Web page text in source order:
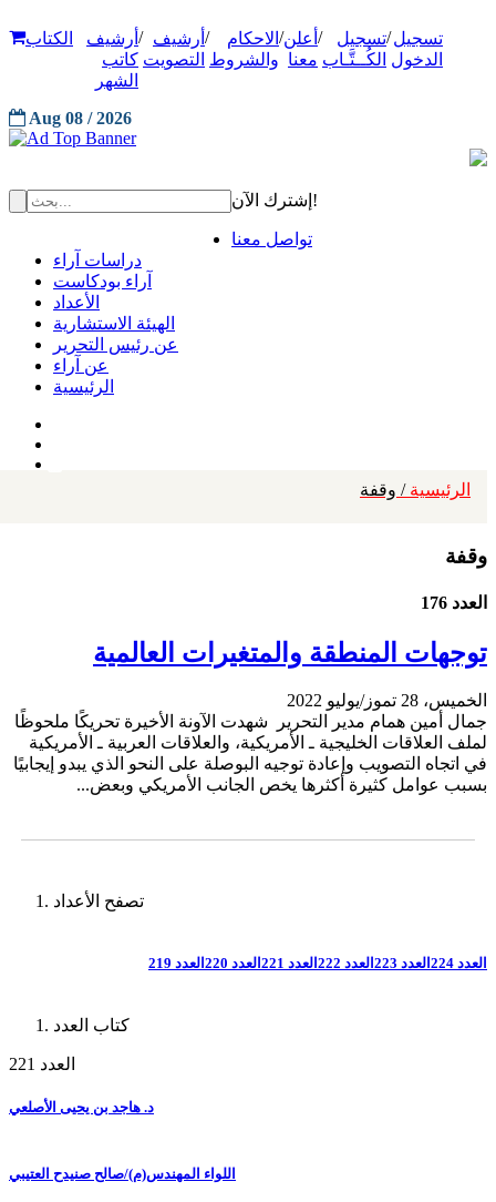
تسجيل
الدخول
/تسجيل
الكُــتَّـاب
/ أعلن
معنا
/ الاحكام
والشروط
/ أرشيف
التصويت
/ أرشيف
كاتب
الشهر
الكتاب
Aug 08 / 2026
إشترك الآن!
تواصل معنا
دراسات آراء
آراء بودكاست
الأعداد
الهيئة الاستشارية
عن رئيس التحرير
عن آراء
الرئيسية
الرئيسية / وقفة
وقفة
العدد 176
توجهات المنطقة والمتغيرات العالمية
الخميس، 28 تموز/يوليو 2022
جمال أمين همام مدير التحرير شهدت الآونة الأخيرة تحريكًا ملحوظًا
لملف العلاقات الخليجية ـ الأمريكية، والعلاقات العربية ـ الأمريكية
في اتجاه التصويب وإعادة توجيه البوصلة على النحو الذي يبدو إيجابيًا
بسبب عوامل كثيرة أكثرها يخص الجانب الأمريكي وبعض...
تصفح الأعداد
العدد 224 العدد 223 العدد 222 العدد 221 العدد 220 العدد 219
كتاب العدد
العدد 221
د. هاجد بن يحيى الأصلعي
اللواء المهندس(م)/صالح صنيدح العتيبي